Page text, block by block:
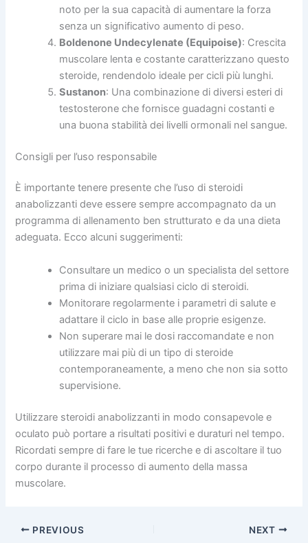
noto per la sua capacità di aumentare la forza
senza un significativo aumento di peso.
Boldenone Undecylenate (Equipoise): Crescita
muscolare lenta e costante caratterizzano questo
steroide, rendendolo ideale per cicli più lunghi.
Sustanon: Una combinazione di diversi esteri di
testosterone che fornisce guadagni costanti e
una buona stabilità dei livelli ormonali nel sangue.
Consigli per l’uso responsabile
È importante tenere presente che l’uso di steroidi
anabolizzanti deve essere sempre accompagnato da un
programma di allenamento ben strutturato e da una dieta
adeguata. Ecco alcuni suggerimenti:
Consultare un medico o un specialista del settore
prima di iniziare qualsiasi ciclo di steroidi.
Monitorare regolarmente i parametri di salute e
adattare il ciclo in base alle proprie esigenze.
Non superare mai le dosi raccomandate e non
utilizzare mai più di un tipo di steroide
contemporaneamente, a meno che non sia sotto
supervisione.
Utilizzare steroidi anabolizzanti in modo consapevole e
oculato può portare a risultati positivi e duraturi nel tempo.
Ricordati sempre di fare le tue ricerche e di ascoltare il tuo
corpo durante il processo di aumento della massa
muscolare.
PREVIOUS NEXT